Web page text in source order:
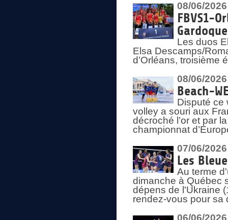
08/06/2026
FBVS1-
Les duos
Elsa Descamps/
d’Orléans, troisième
08/06/2026
Beach-
Disputé ce
volley a souri aux
décroché l’or et par
championnat
07/06/2026
Les
Au terme
dimanche à Québec
dépens de l'Ukraine
rendez-vous pour sa
06/06/2026